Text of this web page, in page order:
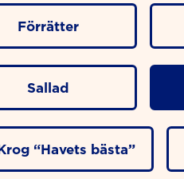
Förrätter
Sallad
“Havets bästa”